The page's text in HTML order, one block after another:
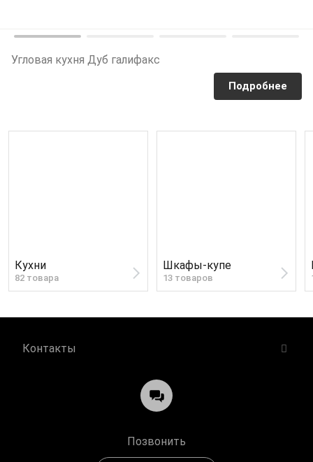
Угловая кухня Дуб галифакс
Подробнее
Кухни
82 товара
Шкафы-купе
13 товаров
Контакты
Позвонить